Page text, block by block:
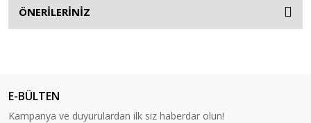
ÖNERİLERİNİZ
E-BÜLTEN
Kampanya ve duyurulardan ilk siz haberdar olun!